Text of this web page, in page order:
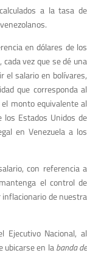
a la tasa de
en dólares de los
vez que se dé una
el salario en bolívares,
que corresponda al
monto equivalente al
los Estados Unidos de
en Venezuela a los
con referencia a
el control de
de nuestra
Nacional, al
ubicarse en labanda de